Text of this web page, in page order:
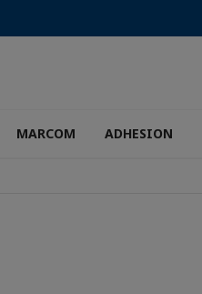
MARCOM ADHESION